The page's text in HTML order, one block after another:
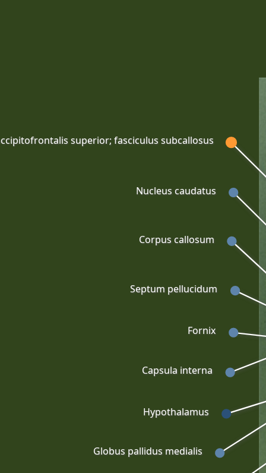
Globus pallidus medialis
Hypothalamus
Septum pellucidum
Capsula interna
Nucleus caudatus
Fornix
superior; fasciculus subcallosus
Corpus callosum